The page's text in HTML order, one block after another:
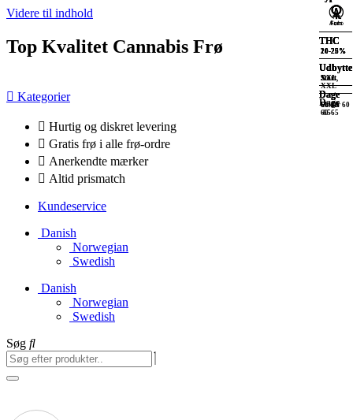
Videre til indhold
Top Kvalitet Cannabis Frø
Kategorier
Hurtig og diskret levering
Gratis frø i alle frø-ordre
Anerkendte mærker
Altid prismatch
Kundeservice
Danish
Norwegian
Swedish
Danish
Norwegian
Swedish
Søg
THC
20-25%
Udbytte
XXL
Dage
Under 60
-65
THC
20-25%
Udbytte
XXL
Dage
60-70
THC
20-25%
Udbytte
Stort,
XXL
Dage
60-65
THC
10-20%
Udbytte
Stort
Dage
60-65